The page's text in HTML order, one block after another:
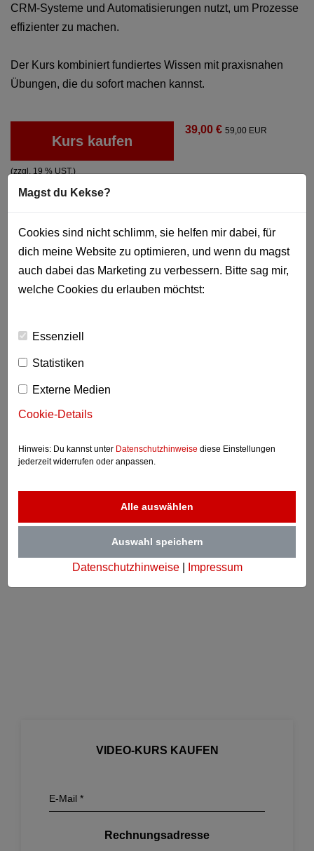
CRM-Systeme und Automatisierungen nutzt, um Prozesse
effizienter zu machen.
Der Kurs kombiniert fundiertes Wissen mit praxisnahen
Übungen, die du sofort machen kannst.
Kurs kaufen
39,00 € 59,00 EUR
(zzgl. 19 % UST.)
Links
Amazon Buch - Vertriebsprozesse von Michael
Praetorius
VIDEO-KURS KAUFEN
Rechnungsadresse
Magst du Kekse?
Cookies sind nicht schlimm, sie helfen mir dabei, für
dich meine Website zu optimieren, und wenn du magst
auch dabei das Marketing zu verbessern. Bitte sag mir,
welche Cookies du erlauben möchtst:
Essenziell
Statistiken
Externe Medien
Cookie-Details
Hinweis: Du kannst unter Datenschutzhinweise diese Einstellungen
jederzeit widerrufen oder anpassen.
Alle auswählen
Auswahl speichern
Datenschutzhinweise Impressum